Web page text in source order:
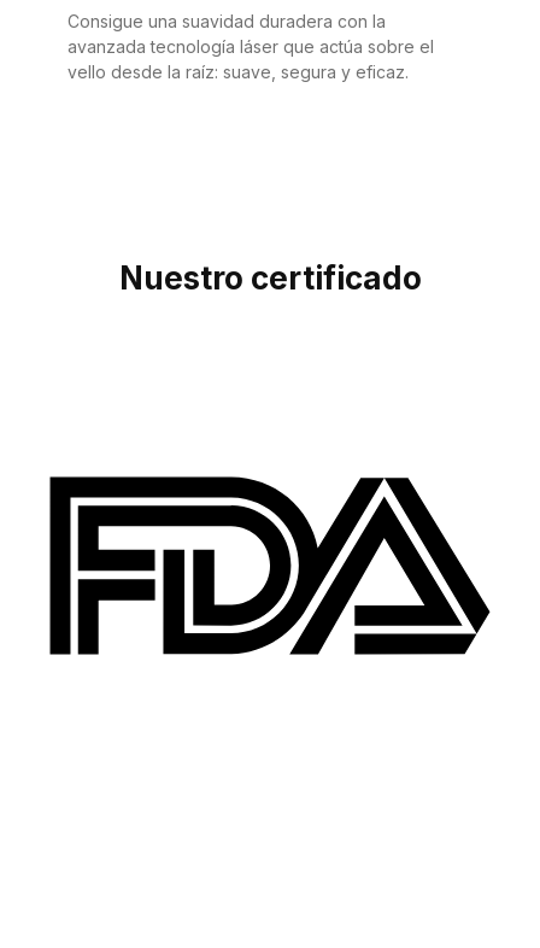
Consigue una suavidad duradera con la
avanzada tecnología láser que actúa sobre el
vello desde la raíz: suave, segura y eficaz.
Nuestro certificado